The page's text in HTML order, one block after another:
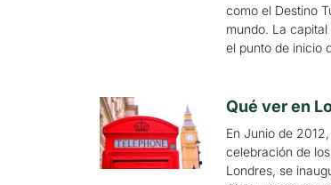
como el Destino
mundo. La
el punto de inicio
Qué ver en
En Junio de
celebración de
Londres, se